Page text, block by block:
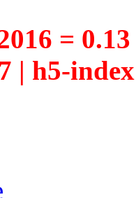
=
| h5-